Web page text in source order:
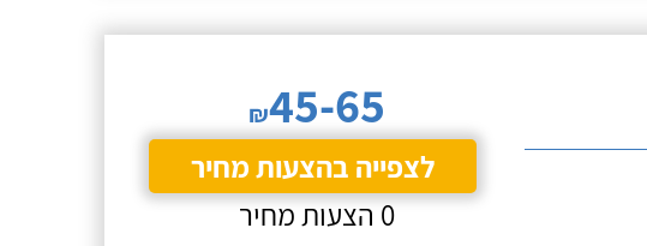
₪45-65
לצפייה בהצעות מחיר
0 הצעות מחיר